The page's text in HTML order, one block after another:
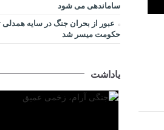
ساماندهی می شود
عبور از بحران جنگ در سایه همدلی
حکومت میسر شد
یاداشت